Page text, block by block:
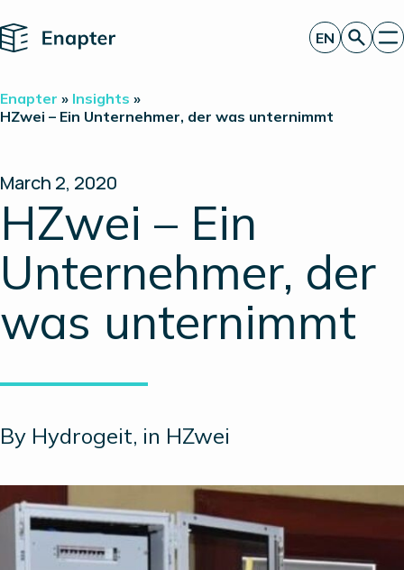
Home
Technology
Partners
About
Insights
Investor Relations
EN
Enapter » Insights »
HZwei – Ein Unternehmer, der was unternimmt
March 2, 2020
HZwei – Ein
Unternehmer, der
was unternimmt
By Hydrogeit, in HZwei